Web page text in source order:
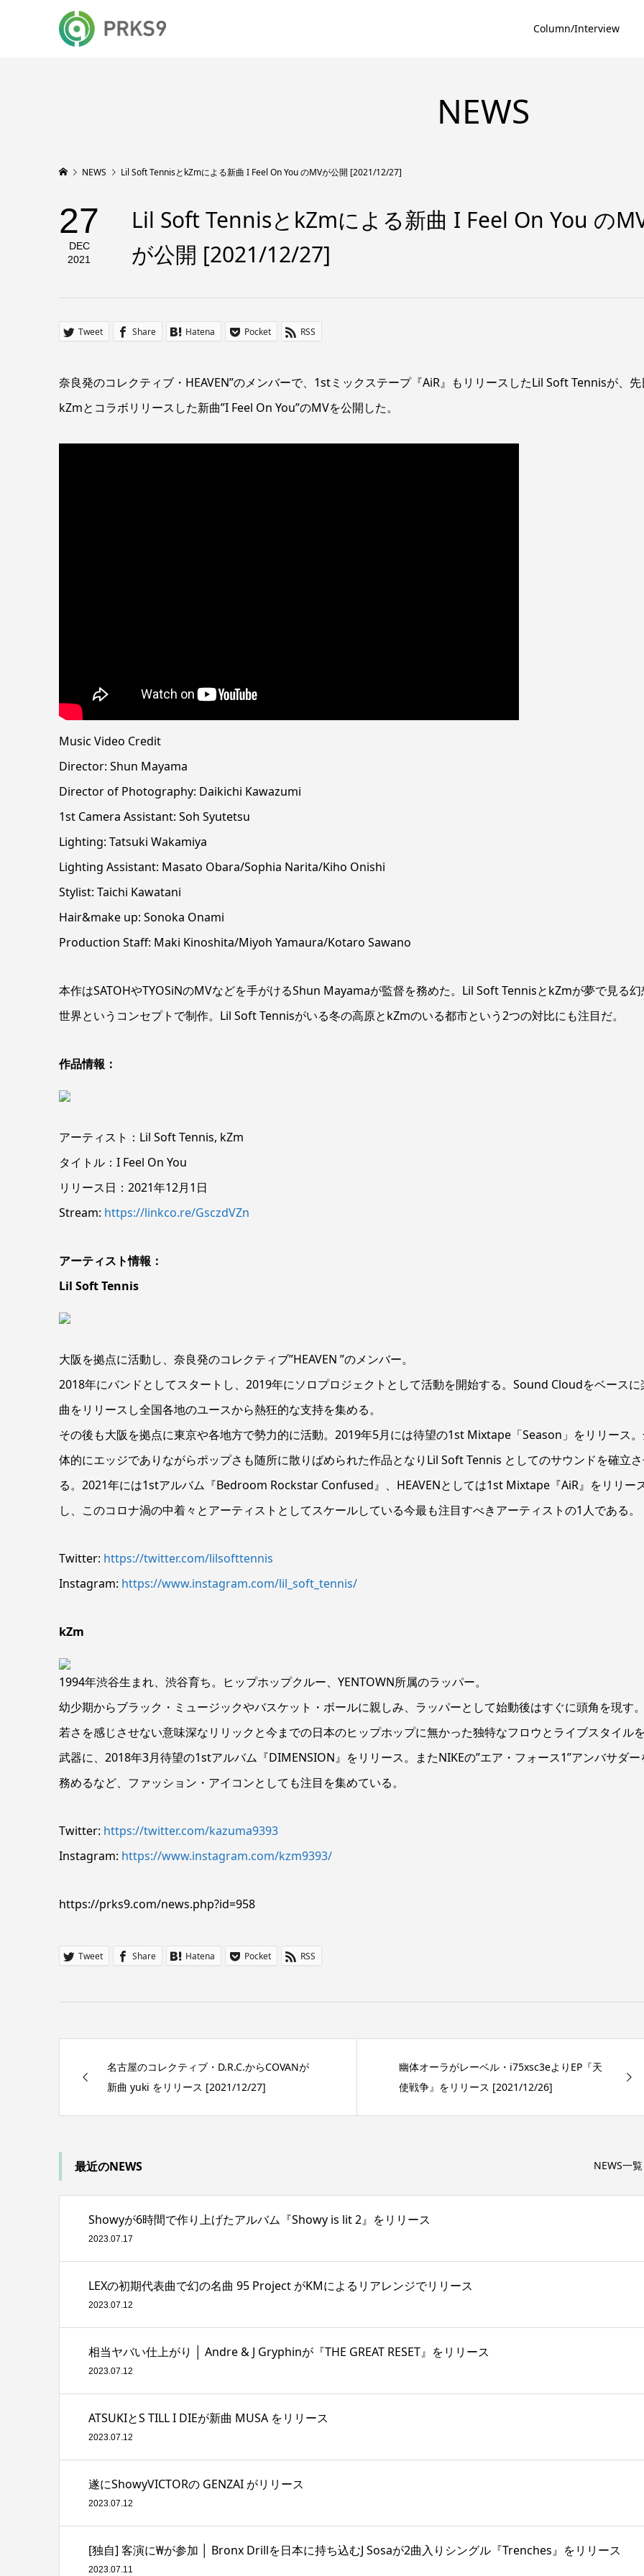
Column/Interview
NEWS
NEWS Lil Soft TennisとkZmによる新曲 I Feel On You のMVが公開 [2021/12/27]
27
DEC
2021
Lil Soft TennisとkZmによる新曲 I Feel On You の
が公開 [2021/12/27]
Tweet Share Hatena Pocket RSS
奈良発のコレクティブ・HEAVEN”のメンバーで、1stミックステープ『AiR』もリリースしたLil Soft Tennisが、先
kZmとコラボリリースした新曲”I Feel On You”のMVを公開した。
Music Video Credit
Director: Shun Mayama
Director of Photography: Daikichi Kawazumi
1st Camera Assistant: Soh Syutetsu
Lighting: Tatsuki Wakamiya
Lighting Assistant: Masato Obara/Sophia Narita/Kiho Onishi
Stylist: Taichi Kawatani
Hair&make up: Sonoka Onami
Production Staff: Maki Kinoshita/Miyoh Yamaura/Kotaro Sawano
本作はSATOHやTYOSiNのMVなどを手がけるShun Mayamaが監督を務めた。Lil Soft TennisとkZmが夢で見る幻
世界というコンセプトで制作。Lil Soft Tennisがいる冬の高原とkZmのいる都市という2つの対比にも注目だ。
作品情報：
アーティスト：Lil Soft Tennis, kZm
タイトル：I Feel On You
リリース日：2021年12月1日
Stream: https://linkco.re/GsczdVZn
アーティスト情報：
Lil Soft Tennis
大阪を拠点に活動し、奈良発のコレクティブ”HEAVEN ”のメンバー。
2018年にバンドとしてスタートし、2019年にソロプロジェクトとして活動を開始する。Sound Cloudをベースに
曲をリリースし全国各地のユースから熱狂的な支持を集める。
その後も大阪を拠点に東京や各地方で勢力的に活動。2019年5月には待望の1st Mixtape「Season」をリリース
体的にエッジでありながらポップさも随所に散りばめられた作品となりLil Soft Tennis としてのサウンドを確立
る。2021年には1stアルバム『Bedroom Rockstar Confused』、HEAVENとしては1st Mixtape『AiR』をリリー
し、このコロナ渦の中着々とアーティストとしてスケールしている今最も注目すべきアーティストの1人である。
Twitter: https://twitter.com/lilsofttennis
Instagram: https://www.instagram.com/lil_soft_tennis/
kZm
1994年渋谷生まれ、渋谷育ち。ヒップホップクルー、YENTOWN所属のラッパー。
幼少期からブラック・ミュージックやバスケット・ボールに親しみ、ラッパーとして始動後はすぐに頭角を現す
若さを感じさせない意味深なリリックと今までの日本のヒップホップに無かった独特なフロウとライブスタイル
武器に、2018年3月待望の1stアルバム『DIMENSION』をリリース。またNIKEの”エア・フォース1”アンバサダー
務めるなど、ファッション・アイコンとしても注目を集めている。
Twitter: https://twitter.com/kazuma9393
Instagram: https://www.instagram.com/kzm9393/
https://prks9.com/news.php?id=958
Tweet Share Hatena Pocket RSS
名古屋のコレクティブ・D.R.C.からCOVANが
新曲 yuki をリリース [2021/12/27]
幽体オーラがレーベル・i75xsc3eよりEP『天
使戦争』をリリース [2021/12/26]
最近のNEWS NEWS一覧
Showyが6時間で作り上げたアルバム『Showy is lit 2』をリリース
2023.07.17
LEXの初期代表曲で幻の名曲 95 Project がKMによるリアレンジでリリース
2023.07.12
相当ヤバい仕上がり │ Andre & J Gryphinが『THE GREAT RESET』をリリース
2023.07.12
ATSUKIとS TILL I DIEが新曲 MUSA をリリース
2023.07.12
遂にShowyVICTORの GENZAI がリリース
2023.07.12
[独自] 客演に₩が参加 │ Bronx Drillを日本に持ち込むJ Sosaが2曲入りシングル『Trenches』をリリース
2023.07.11